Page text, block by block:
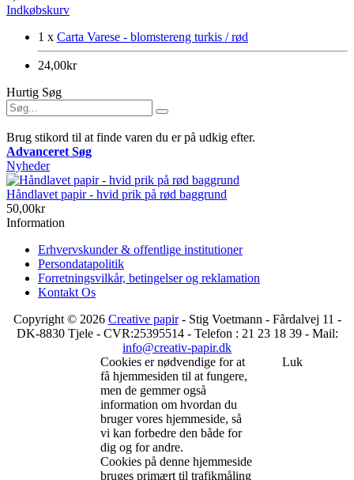
Indkøbskurv
1 x Carta Varese - blomstereng turkis / rød
24,00kr
Hurtig Søg
Brug stikord til at finde varen du er på udkig efter.
Advanceret Søg
Nyheder
Håndlavet papir - hvid prik på rød baggrund
50,00kr
Information
Erhvervskunder & offentlige institutioner
Persondatapolitik
Forretningsvilkår, betingelser og reklamation
Kontakt Os
Copyright © 2026 Creative papir- Stig Voetmann - Fårdalvej 11 -
DK-8830 Tjele - CVR:25395514 - Telefon : 21 23 18 39 - Mail:
info@creativ-papir.dk
Cookies er nødvendige for at
få hjemmesiden til at fungere,
men de gemmer også
information om hvordan du
bruger vores hjemmeside, så
vi kan forbedre den både for
dig og for andre.
Cookies på denne hjemmeside
bruges primært til trafikmåling
Luk